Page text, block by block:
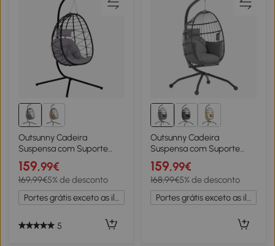
Outsunny Cadeira
Suspensa com Suporte
Baloiço Jardim com Cesto
Dobrável Almofada e
Apoio de Cabeça
98x95x198 cm Cinzento
159,99€
169,99€5% de desconto
Portes grátis exceto as ilhas
5
Outsunny Cadeira
Suspensa com Suporte
Cadeira Baloiço de Jardim
com Cesto Dobrável
Almofada e Apoio para a
Cabeça 120x88x192 cm
Cinzento
159,99€
168,99€5% de desconto
Portes grátis exceto as ilhas